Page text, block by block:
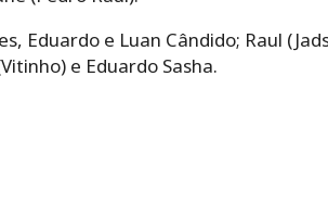
Eduardo e Luan Cândido; Raul
e Eduardo Sasha.